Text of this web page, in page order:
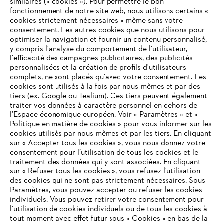
L'Entreprise
STIHL FAQ
Contact
VOTRE NAVIGATEUR INTERNET
N'EST PLUS PRIS EN CHARGE
Vous utilisez un navigateur Internet que nous ne prenons plus
en charge, et certaines fonctionnalités de notre site ne
fonctionnement de notre site web, nous utilisons certains «
cookies strictement nécessaires » même sans votre
consentement. Les autres cookies que nous utilisons pour
optimiser la navigation et fournir un contenu personnalisé,
y compris l'analyse du comportement de l'utilisateur,
l'efficacité des campagnes publicitaires, des publicités
personnalisées et la création de profils d'utilisateurs
complets, ne sont placés qu'avec votre consentement. Les
cookies sont utilisés à la fois par nous-mêmes et par des
tiers (ex. Google ou Tealium). Ces tiers peuvent également
traiter vos données à caractère personnel en dehors de
l’Espace économique européen. Voir « Paramètres » et «
Politique en matière de cookies » pour vous informer sur les
cookies utilisés par nous-mêmes et par les tiers. En cliquant
sur « Accepter tous les cookies », vous nous donnez votre
consentement pour l’utilisation de tous les cookies et le
traitement des données qui y sont associées. En cliquant
sur « Refuser tous les cookies », vous refusez l'utilisation
des cookies qui ne sont pas strictement nécessaires. Sous
Paramètres, vous pouvez accepter ou refuser les cookies
individuels. Vous pouvez retirer votre consentement pour
l’utilisation de cookies individuels ou de tous les cookies à
tout moment avec effet futur sous « Cookies » en bas de la